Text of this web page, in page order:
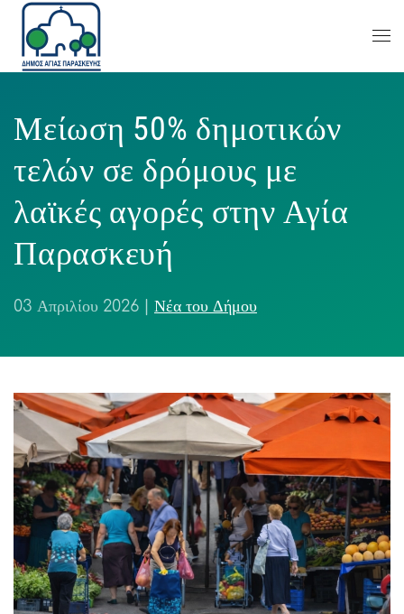
Μείωση 50% δημοτικών
τελών σε δρόμους με
λαϊκές αγορές στην Αγία
Παρασκευή
03 Απριλίου 2026 Νέα του Δήμου